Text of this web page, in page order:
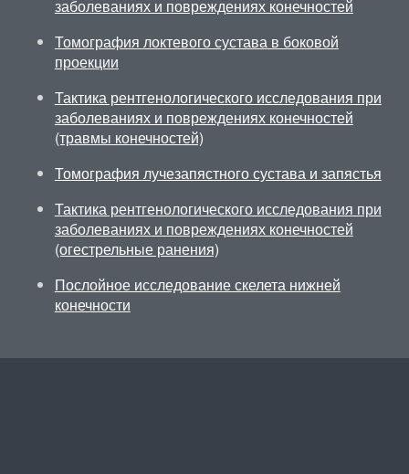
заболеваниях и повреждениях конечностей
Томография локтевого сустава в боковой
проекции
Тактика рентгенологического исследования при
заболеваниях и повреждениях конечностей
(травмы конечностей)
Томография лучезапястного сустава и запястья
Тактика рентгенологического исследования при
заболеваниях и повреждениях конечностей
(огестрельные ранения)
Послойное исследование скелета нижней
конечности